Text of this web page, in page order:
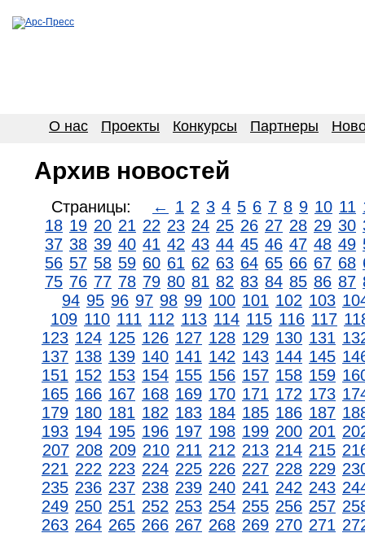
О нас Проекты Конкурсы Партнеры
Архив новостей
Страницы: ← 1 2 3 4 5 6 7 8 9 10 11
18 19 20 21 22 23 24 25 26 27 28 29 30
37 38 39 40 41 42 43 44 45 46 47 48 49
56 57 58 59 60 61 62 63 64 65 66 67 68
75 76 77 78 79 80 81 82 83 84 85 86 87
94 95 96 97 98 99 100 101 102 103
109 110 111 112 113 114 115 116 117
123 124 125 126 127 128 129 130 131
137 138 139 140 141 142 143 144 145
151 152 153 154 155 156 157 158 159
165 166 167 168 169 170 171 172 173
179 180 181 182 183 184 185 186 187
193 194 195 196 197 198 199 200 201
207 208 209 210 211 212 213 214 215
221 222 223 224 225 226 227 228 229
235 236 237 238 239 240 241 242 243
249 250 251 252 253 254 255 256 257
263 264 265 266 267 268 269 270 271